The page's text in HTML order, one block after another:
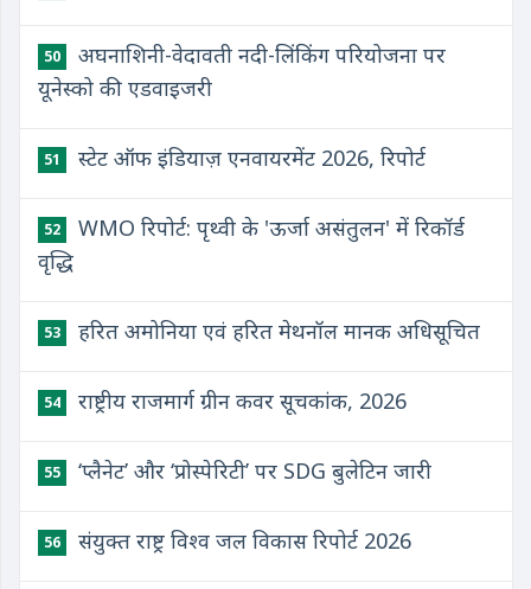
50
अघनाशिनी-वेदावती नदी-लिंकिंग परियोजना पर
यूनेस्को की एडवाइजरी
51 स्टेट ऑफ इंडियाज़ एनवायरमेंट 2026, रिपोर्ट
52
WMO रिपोर्ट: पृथ्वी के 'ऊर्जा असंतुलन' में रिकॉर्ड
वृद्धि
53 हरित अमोनिया एवं हरित मेथनॉल मानक अधिसूचित
54 राष्ट्रीय राजमार्ग ग्रीन कवर सूचकांक, 2026
55 ‘प्लैनेट’ और ‘प्रोस्पेरिटी’ पर SDG बुलेटिन जारी
56 संयुक्त राष्ट्र विश्व जल विकास रिपोर्ट 2026